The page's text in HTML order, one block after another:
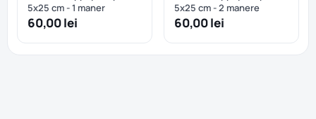
5x25 cm - 1 maner
60,00 lei
5x25 cm - 2 manere
60,00 lei